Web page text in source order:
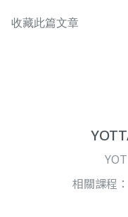
相關課程